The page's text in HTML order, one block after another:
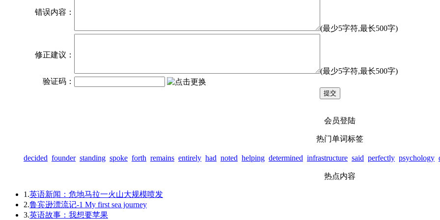
错误内容：
(最少5字符,最长500字)
修正建议：
(最少5字符,最长500字)
验证码：
会员登陆
热门单词标签
decided founder standing spoke forth remains entirely had noted helping determined infrastructure said perfectly psychology
热点内容
1.英语新闻：危地马拉一火山大规模喷发
2.鲁宾逊漂流记-1 My first sea journey
3.英语故事：我想要苹果